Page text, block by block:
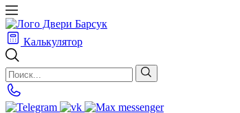
Калькулятор